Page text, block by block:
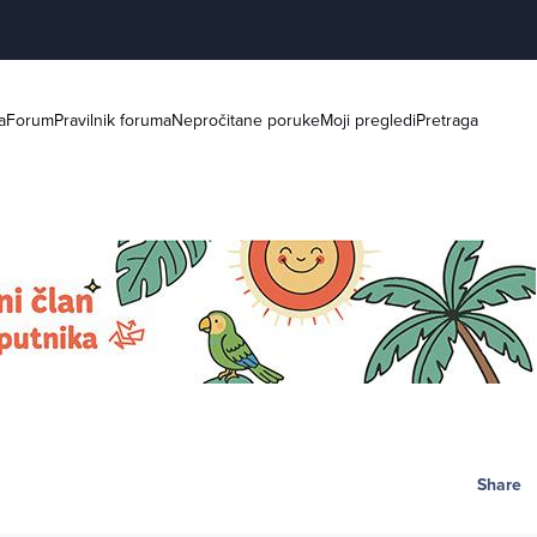
ForumPravilnik forumaNepročitane porukeMoji preglediPretraga
Share